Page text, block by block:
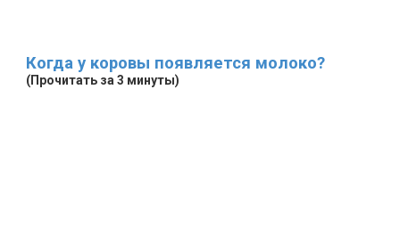
Когда у коровы появляется молоко?
(Прочитать за 3 минуты)